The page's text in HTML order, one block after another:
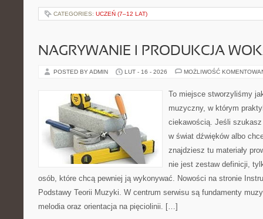
CATEGORIES: UCZEŃ (7–12 LAT)
NAGRYWANIE I PRODUKCJA
POSTED BY ADMIN LUT - 16 - 2026 MOŻLIWOŚĆ
To miejsce stworzyliśmy
muzyczny, w którym
ciekawością. Jeśli
w świat dźwięków albo
znajdziesz tu materiały
nie jest zestaw definicji,
osób, które chcą pewniej ją wykonywać. Nowości na stronie
Podstawy Teorii Muzyki. W centrum serwisu są fundamenty
melodia oraz orientacja na pięciolinii. […]